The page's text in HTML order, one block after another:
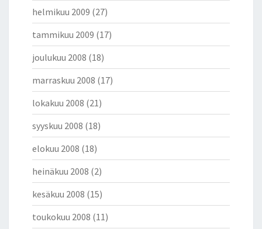
helmikuu 2009 (27)
tammikuu 2009 (17)
joulukuu 2008 (18)
marraskuu 2008 (17)
lokakuu 2008 (21)
syyskuu 2008 (18)
elokuu 2008 (18)
heinäkuu 2008 (2)
kesäkuu 2008 (15)
toukokuu 2008 (11)